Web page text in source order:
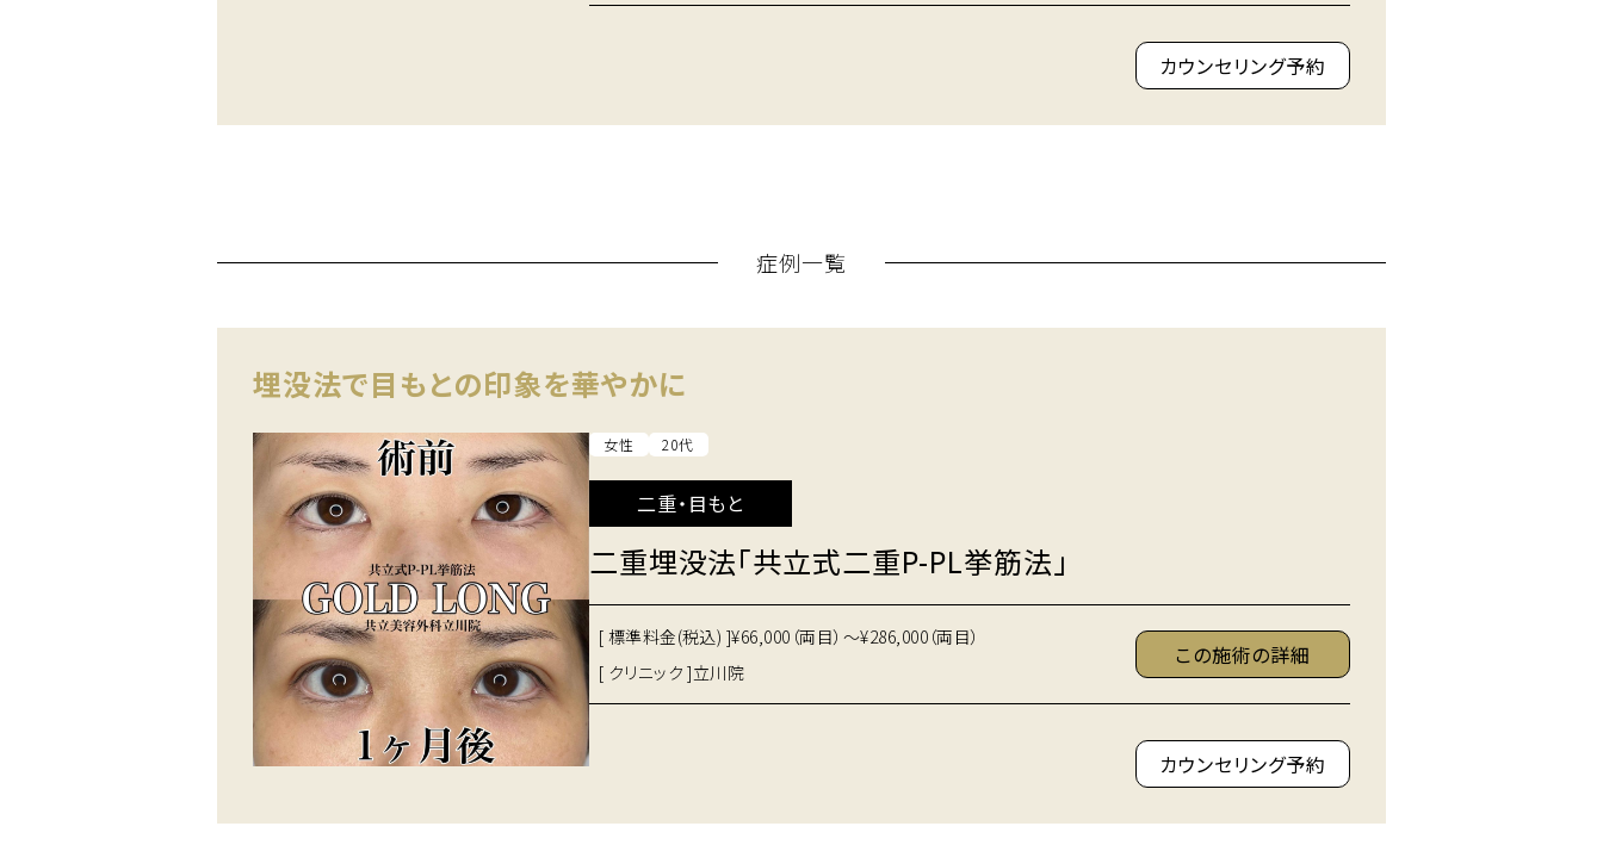
カウンセリング予約
症例一覧
埋没法で目もとの印象を華やかに
女性 20代
二重・目もと
二重埋没法「共立式二重P-PL挙筋法」
[ 標準料金(税込) ]¥66,000（両目）～¥286,000（両目）
[ クリニック ]立川院
この施術の詳細
カウンセリング予約